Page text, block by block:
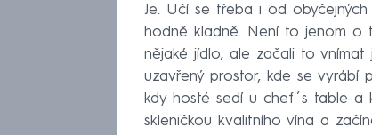
Je. Učí se třeba i od
hodně kladně. Není to jenom o
nějaké jídlo, ale začali to vnímat
uzavřený prostor, kde se vyrábí
kdy hosté sedí u chef´s table a
skleničkou kvalitního vína a